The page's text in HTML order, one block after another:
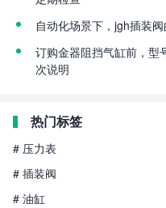
自动化场景下，jgh插装
订购金器阻挡气缸前，型
次说明
热门标签
# 压力表
# 插装阀
# 油缸